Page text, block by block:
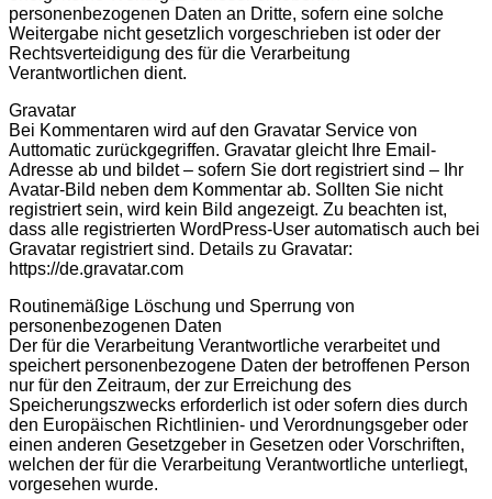
personenbezogenen Daten an Dritte, sofern eine solche
Weitergabe nicht gesetzlich vorgeschrieben ist oder der
Rechtsverteidigung des für die Verarbeitung
Verantwortlichen dient.
Gravatar
Bei Kommentaren wird auf den Gravatar Service von
Auttomatic zurückgegriffen. Gravatar gleicht Ihre Email-
Adresse ab und bildet – sofern Sie dort registriert sind – Ihr
Avatar-Bild neben dem Kommentar ab. Sollten Sie nicht
registriert sein, wird kein Bild angezeigt. Zu beachten ist,
dass alle registrierten WordPress-User automatisch auch bei
Gravatar registriert sind. Details zu Gravatar:
https://de.gravatar.com
Routinemäßige Löschung und Sperrung von
personenbezogenen Daten
Der für die Verarbeitung Verantwortliche verarbeitet und
speichert personenbezogene Daten der betroffenen Person
nur für den Zeitraum, der zur Erreichung des
Speicherungszwecks erforderlich ist oder sofern dies durch
den Europäischen Richtlinien- und Verordnungsgeber oder
einen anderen Gesetzgeber in Gesetzen oder Vorschriften,
welchen der für die Verarbeitung Verantwortliche unterliegt,
vorgesehen wurde.